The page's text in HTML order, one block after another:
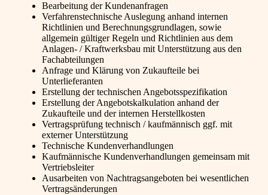
Bearbeitung der Kundenanfragen
Verfahrenstechnische Auslegung anhand internen
Richtlinien und Berechnungsgrundlagen, sowie
allgemein gültiger Regeln und Richtlinien aus dem
Anlagen- / Kraftwerksbau mit Unterstützung aus den
Fachabteilungen
Anfrage und Klärung von Zukaufteile bei
Unterlieferanten
Erstellung der technischen Angebotsspezifikation
Erstellung der Angebotskalkulation anhand der
Zukaufteile und der internen Herstellkosten
Vertragsprüfung technisch / kaufmännisch ggf. mit
externer Unterstützung
Technische Kundenverhandlungen
Kaufmännische Kundenverhandlungen gemeinsam mit
Vertriebsleiter
Ausarbeiten von Nachtragsangeboten bei wesentlichen
Vertragsänderungen